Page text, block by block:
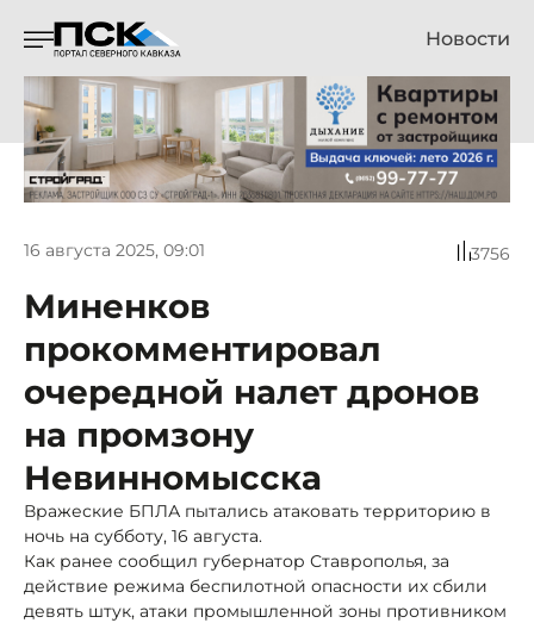
Новости
16 августа 2025, 09:01 3756
Миненков
прокомментировал
очередной налет дронов
на промзону
Невинномысска
Вражеские БПЛА пытались атаковать территорию в
ночь на субботу, 16 августа.
Как ранее сообщил губернатор Ставрополья, за
действие режима беспилотной опасности их сбили
девять штук, атаки промышленной зоны противником